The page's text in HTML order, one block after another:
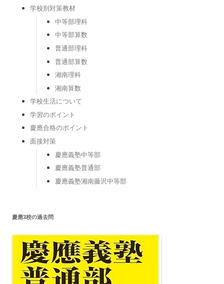
学校別対策教材
中等部理科
中等部算数
普通部理科
普通部算数
湘南理科
湘南算数
学校生活について
学習のポイント
慶應合格のポイント
面接対策
慶應義塾中等部
慶應義塾普通部
慶應義塾湘南藤沢中等部
慶應3校の過去問